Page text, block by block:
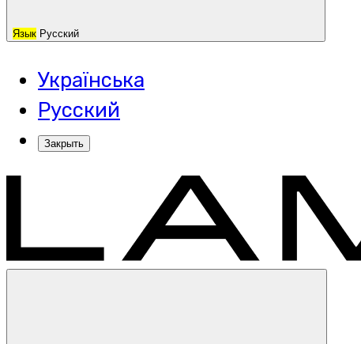
Язык Русский
Українська
Русский
Закрыть